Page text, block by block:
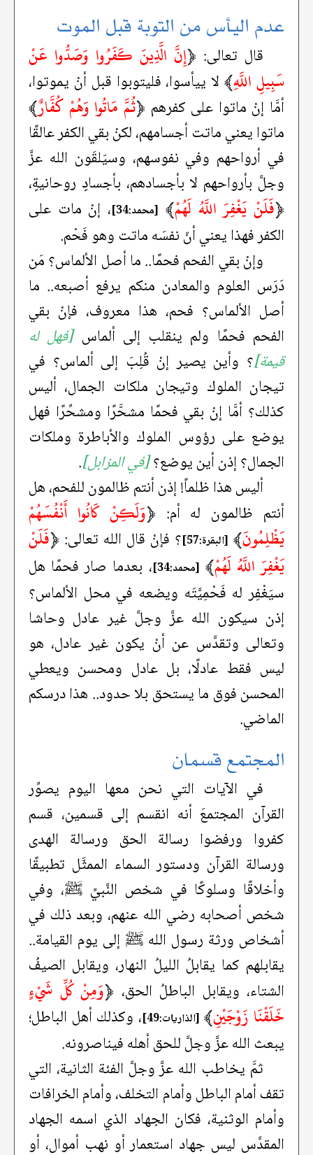
عدم اليأس من التوبة قبل الموت
قال تعالى: ﴿إِنَّ الَّذِينَ كَفَرُوا وَصَدُّوا عَنْ
سَبِيلِ اللَّهِ﴾لا ييأسوا، فليتوبوا قبل أنْ يموتوا،
أمَّا إنْ ماتوا على كفرهم ﴿ثُمَّ مَاتُوا وَهُمْ كُفَّارٌ﴾
ماتوا يعني ماتت أجسامهم، لكنْ بقي الكفر عالقًا
في أرواحهم وفي نفوسهم، وسيَلقَون الله عزَّ
وجلَّ بأرواحهم لا بأجسادهم، بأجسادٍ روحانيةٍ،
﴿فَلَنْ يَغْفِرَ اللَّهُ لَهُمْ﴾ [محمد:34]
، إنْ مات على
الكفر فهذا يعني أنّ نفسَه ماتت وهو فَحْم.
وإنْ بقي الفحم فحمًا.. ما أصل الألماس؟ مَن
دَرَس العلوم والمعادن منكم يرفع أصبعه.. ما
أصل الألماس؟ فحم، هذا معروف، فإنْ بقي
الفحم فحمًا ولم ينقلب إلى ألماس[فهل له
قيمة]؟ وأين يصير إنْ قُلِبَ إلى ألماس؟ في
تيجان الملوك وتيجان ملكات الجمال، أليس
كذلك؟ أمَّا إنْ بقي فحمًا مشحَّرًا ومشحِّرًا فهل
يوضع على رؤوس الملوك والأباطرة وملكات
الجمال؟ إذن أين يوضع؟[في المزابل].
أليس هذا ظلماً! إذن أنتم ظالمون للفحم، هل
أنتم ظالمون له أم: ﴿وَلَكِنْ كَانُوا أَنْفُسَهُمْ
يَظْلِمُونَ﴾ [البقرة:57] ؟ فإنْ قال الله تعالى: ﴿فَلَنْ
يَغْفِرَ اللَّهُ لَهُمْ﴾ [محمد:34]
، بعدما صار فحمًا هل
سيَغْفِر له فَحْمِيَّتَه ويضعه في محل الألماس؟
إذن سيكون الله عزَّ وجلَّ غير عادل وحاشا
وتعالى وتقدَّس عن أنْ يكون غير عادل، هو
ليس فقط عادلًا، بل عادل ومحسن ويعطي
المحسن فوق ما يستحق بلا حدود.. هذا درسكم
الماضي.
المجتمع قسمان
في الآيات التي نحن معها اليوم يصوِّر
القرآن المجتمعَ أنه انقسم إلى قسمين، قسم
كفروا ورفضوا رسالة الحق ورسالة الهدى
ورسالة القرآن ودستور السماء الممثَّل تطبيقًا
وأخلاقًا وسلوكًا في شخص النَّبيِّ ﷺ، وفي
شخص أصحابه رضي الله عنهم، وبعد ذلك في
أشخاص ورثة رسول الله ﷺ إلى يوم القيامة..
يقابلهم كما يقابلُ الليلُ النهار، ويقابل الصيفُ
الشتاء، ويقابل الباطلُ الحق، ﴿وَمِنْ كُلِّ شَيْءٍ
خَلَقْنَا زَوْجَيْنِ﴾ [الذاريات:49]
، وكذلك أهل الباطل؛
يبعث الله عزَّ وجلَّ للحق أهله فيناصرونه.
ثمَّ يخاطب الله عزَّ وجلَّ الفئة الثانية، التي
تقف أمام الباطل وأمام التخلف، وأمام الخرافات
وأمام الوثنية، فكان الجهاد الذي اسمه الجهاد
المقدَّس ليس جهاد استعمار أو نهب أموال، أو